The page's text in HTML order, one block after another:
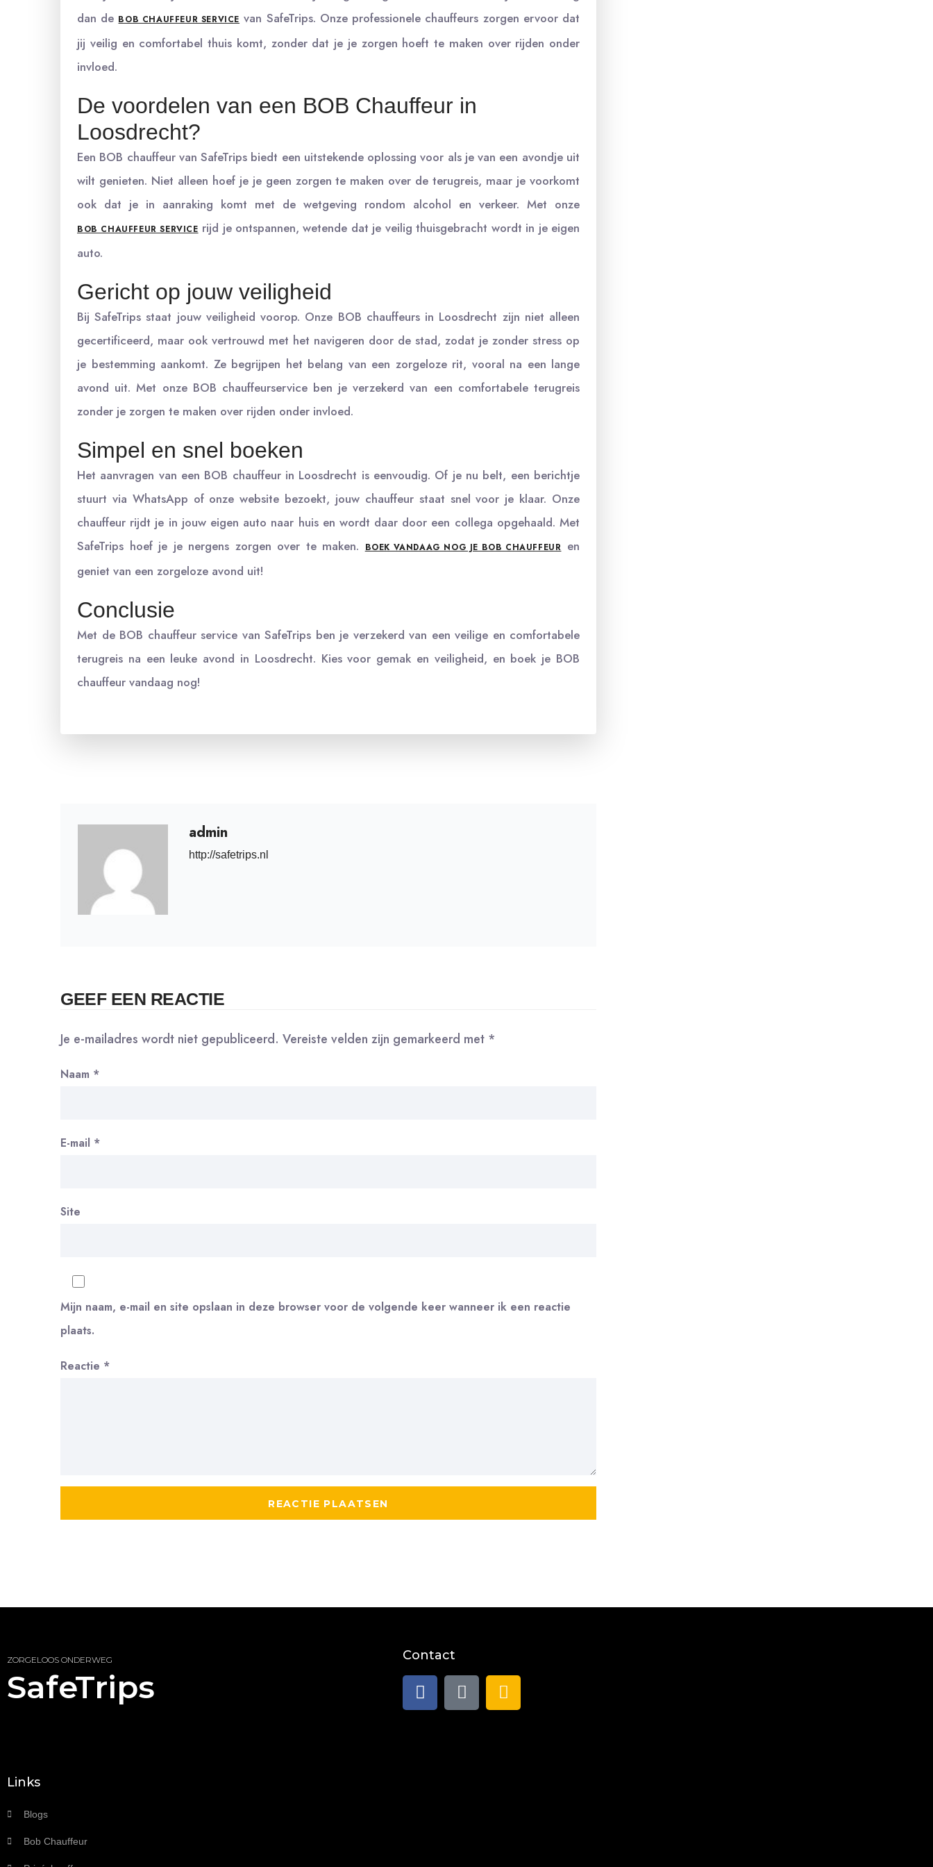
dan de BOB CHAUFFEUR SERVICE van SafeTrips. Onze professionele chauffeurs zorgen ervoor dat
jij veilig en comfortabel thuis komt, zonder dat je je zorgen hoeft te maken over rijden onder
invloed.
De voordelen van een BOB Chauffeur in
Loosdrecht?
Een BOB chauffeur van SafeTrips biedt een uitstekende oplossing voor als je van een avondje uit
wilt genieten. Niet alleen hoef je je geen zorgen te maken over de terugreis, maar je voorkomt
ook dat je in aanraking komt met de wetgeving rondom alcohol en verkeer. Met onze
BOB CHAUFFEUR SERVICE rijd je ontspannen, wetende dat je veilig thuisgebracht wordt in je eigen
auto.
Gericht op jouw veiligheid
Bij SafeTrips staat jouw veiligheid voorop. Onze BOB chauffeurs in Loosdrecht zijn niet alleen
gecertificeerd, maar ook vertrouwd met het navigeren door de stad, zodat je zonder stress op
je bestemming aankomt. Ze begrijpen het belang van een zorgeloze rit, vooral na een lange
avond uit. Met onze BOB chauffeurservice ben je verzekerd van een comfortabele terugreis
zonder je zorgen te maken over rijden onder invloed.
Simpel en snel boeken
Het aanvragen van een BOB chauffeur in Loosdrecht is eenvoudig. Of je nu belt, een berichtje
stuurt via WhatsApp of onze website bezoekt, jouw chauffeur staat snel voor je klaar. Onze
chauffeur rijdt je in jouw eigen auto naar huis en wordt daar door een collega opgehaald. Met
SafeTrips hoef je je nergens zorgen over te maken.
BOEK VANDAAG NOG JE BOB CHAUFFEUR en
geniet van een zorgeloze avond uit!
Conclusie
Met de BOB chauffeur service van SafeTrips ben je verzekerd van een veilige en comfortabele
terugreis na een leuke avond in Loosdrecht. Kies voor gemak en veiligheid, en boek je BOB
chauffeur vandaag nog!
admin
http://safetrips.nl
GEEF EEN REACTIE
Je e-mailadres wordt niet gepubliceerd. Vereiste velden zijn gemarkeerd met *
Naam *
E-mail *
Site
Mijn naam, e-mail en site opslaan in deze browser voor de volgende keer wanneer ik een reactie
plaats.
Reactie *
ZORGELOOS ONDERWEG
SafeTrips
Contact
Links
Blogs
Bob Chauffeur